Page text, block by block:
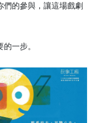
們的參與，讓這場戲劇
一步。